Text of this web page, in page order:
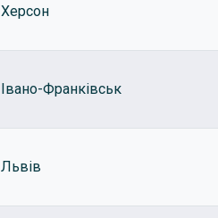
Херсон
Івано-Франківськ
Львів